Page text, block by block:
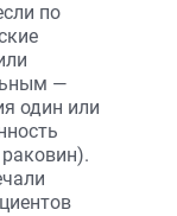
по
—
один или